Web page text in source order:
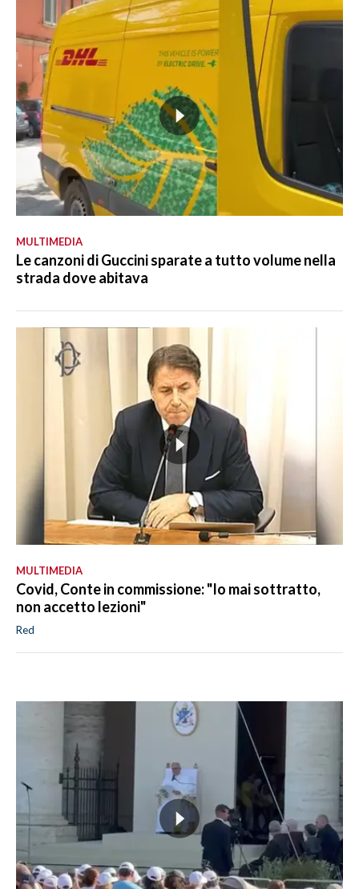
MULTIMEDIA
Le canzoni di Guccini sparate a tutto volume nella
strada dove abitava
MULTIMEDIA
Covid, Conte in commissione: "Io mai sottratto,
non accetto lezioni"
Red